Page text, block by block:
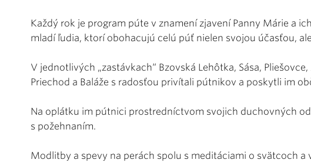
Každý rok je program púte v znamení zjavení Panny Márie a
mladí ľudia, ktorí obohacujú celú púť nielen svojou účasťou,
V jednotlivých „zastávkach“ Bzovská Lehôtka, Sása,
Priechod a Baláže s radosťou privítali pútnikov a poskytli im
Na oplátku im pútnici prostredníctvom svojich duchovných
s požehnaním.
Modlitby a spevy na perách spolu s meditáciami o svätcoch